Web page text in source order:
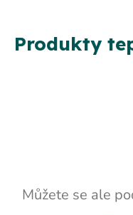
Produkty
Můžete se ale